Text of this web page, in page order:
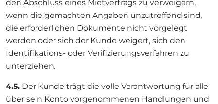
den Abschluss eines Mietvertrags zu verweigern,
wenn die gemachten Angaben unzutreffend sind,
die erforderlichen Dokumente nicht vorgelegt
werden oder sich der Kunde weigert, sich den
Identifikations- oder Verifizierungsverfahren zu
unterziehen.
4.5. Der Kunde trägt die volle Verantwortung für alle
über sein Konto vorgenommenen Handlungen und